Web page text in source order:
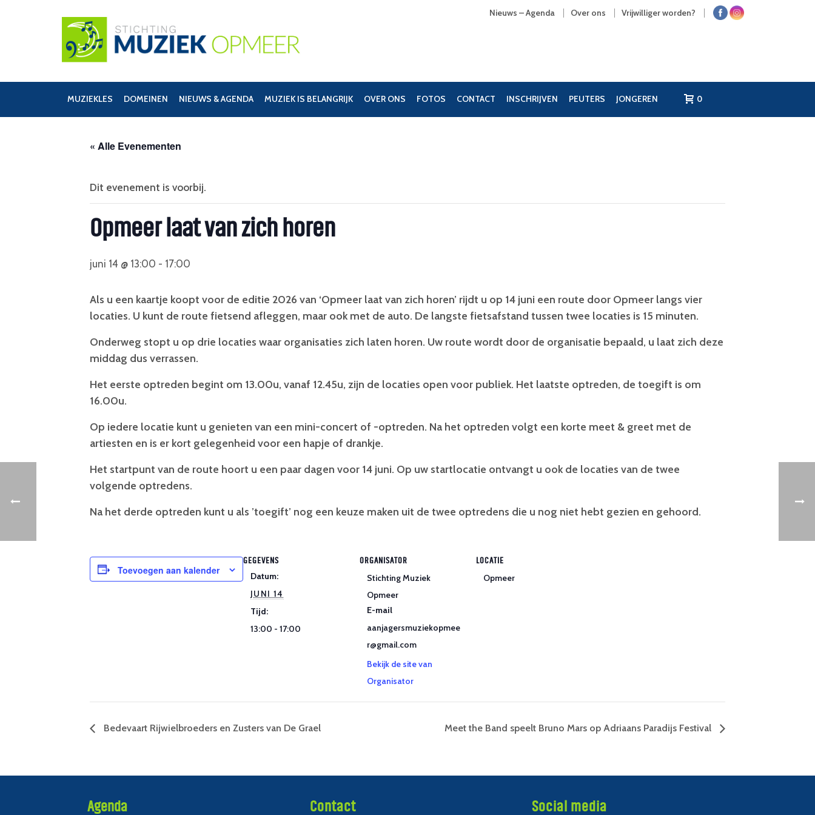
Nieuws – Agenda Over ons Vrijwilliger worden?
MUZIEKLES DOMEINEN NIEUWS & AGENDA MUZIEK IS BELANGRIJK OVER ONS FOTOS CONTACT INSCHRIJVEN PEUTERS JONGEREN 0
« Alle Evenementen
Dit evenement is voorbij.
Opmeer laat van zich horen
juni 14 @ 13:00 - 17:00
Als u een kaartje koopt voor de editie 2026 van ‘Opmeer laat van zich horen’ rijdt u op 14 juni een route door Opmeer langs vier
locaties. U kunt de route fietsend afleggen, maar ook met de auto. De langste fietsafstand tussen twee locaties is 15 minuten.
Onderweg stopt u op drie locaties waar organisaties zich laten horen. Uw route wordt door de organisatie bepaald, u laat zich deze
middag dus verrassen.
Het eerste optreden begint om 13.00u, vanaf 12.45u, zijn de locaties open voor publiek. Het laatste optreden, de toegift is om
16.00u.
Op iedere locatie kunt u genieten van een mini-concert of -optreden. Na het optreden volgt een korte meet & greet met de
artiesten en is er kort gelegenheid voor een hapje of drankje.
Het startpunt van de route hoort u een paar dagen voor 14 juni. Op uw startlocatie ontvangt u ook de locaties van de twee
volgende optredens.
Na het derde optreden kunt u als ’toegift’ nog een keuze maken uit de twee optredens die u nog niet hebt gezien en gehoord.
Toevoegen aan kalender
GEGEVENS
Datum:
JUNI 14
Tijd:
13:00 - 17:00
ORGANISATOR
Stichting Muziek
Opmeer
E-mail
aanjagersmuziekopmee
r@gmail.com
Bekijk de site van
Organisator
LOCATIE
Opmeer
Bedevaart Rijwielbroeders en Zusters van De Grael Meet the Band speelt Bruno Mars op Adriaans Paradijs Festival
Agenda Contact Social media